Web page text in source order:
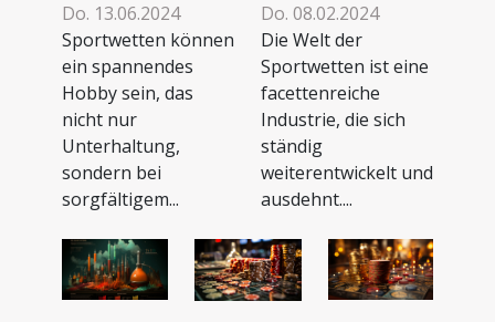
Do. 13.06.2024
Sportwetten können
ein spannendes
Hobby sein, das
nicht nur
Unterhaltung,
sondern bei
sorgfältigem...
Do. 08.02.2024
Die Welt der
Sportwetten ist eine
facettenreiche
Industrie, die sich
ständig
weiterentwickelt und
ausdehnt....